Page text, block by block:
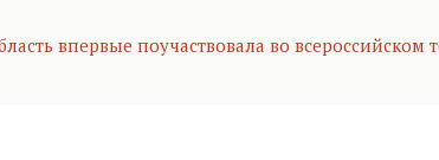
впервые поучаствовала во всероссийском